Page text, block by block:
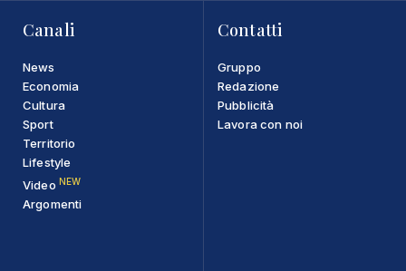
Canali
News
Economia
Cultura
Sport
Territorio
Lifestyle
Video NEW
Argomenti
Contatti
Gruppo
Redazione
Pubblicità
Lavora con noi